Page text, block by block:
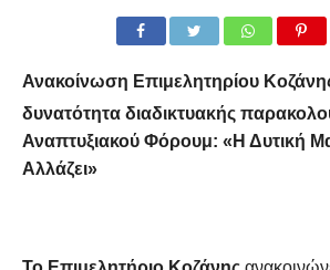
Ανακοίνωση Επιμελητηρίου
δυνατότητα διαδικτυακής
Αναπτυξιακού Φόρουμ: «Η Δυτική
Αλλάζει»